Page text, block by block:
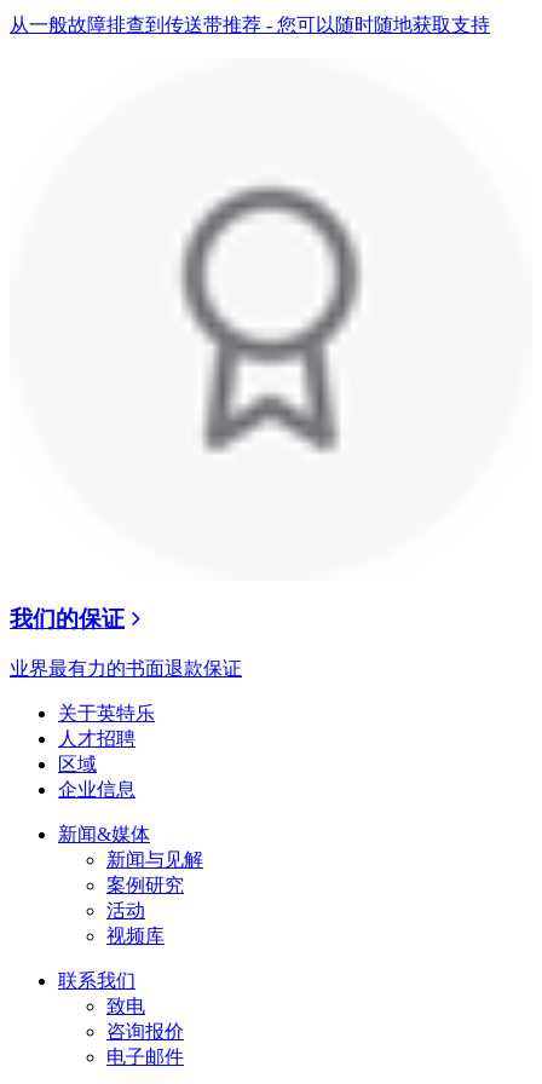
从一般故障排查到传送带推荐 - 您可以随时随地获取支持
我们的保证
业界最有力的书面退款保证
关于英特乐
人才招聘
区域
企业信息
新闻&媒体
新闻与见解
案例研究
活动
视频库
联系我们
致电
咨询报价
电子邮件